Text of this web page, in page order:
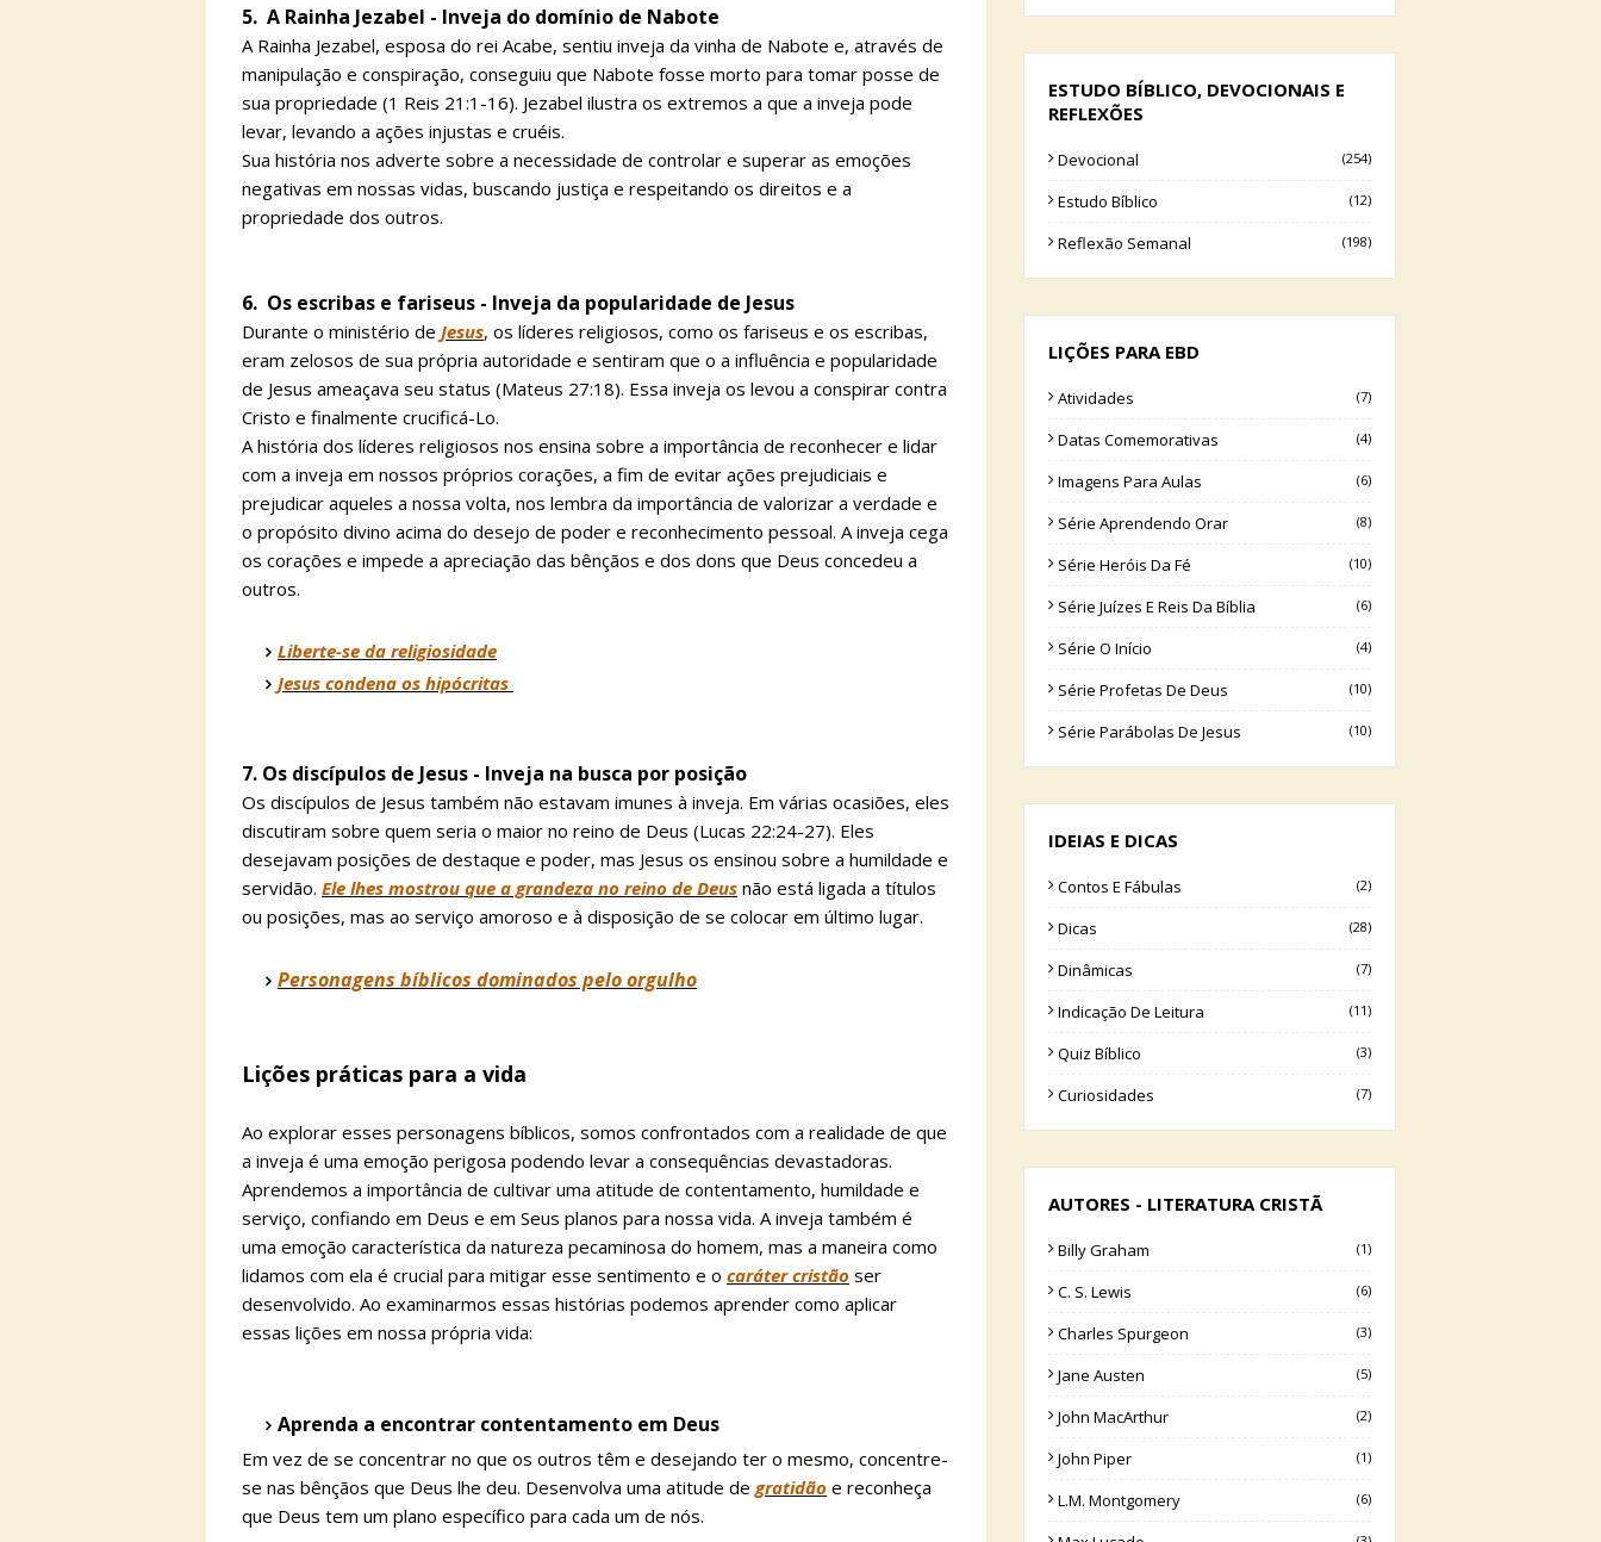
5. A Rainha Jezabel - Inveja do domínio de Nabote
A Rainha Jezabel, esposa do rei Acabe, sentiu inveja da vinha de Nabote e, através de
manipulação e conspiração, conseguiu que Nabote fosse morto para tomar posse de
sua propriedade (1 Reis 21:1-16). Jezabel ilustra os extremos a que a inveja pode
levar, levando a ações injustas e cruéis.
Sua história nos adverte sobre a necessidade de controlar e superar as emoções
negativas em nossas vidas, buscando justiça e respeitando os direitos e a
propriedade dos outros.
6. Os escribas e fariseus - Inveja da popularidade de Jesus
Durante o ministério de Jesus, os líderes religiosos, como os fariseus e os escribas,
eram zelosos de sua própria autoridade e sentiram que o a influência e popularidade
de Jesus ameaçava seu status (Mateus 27:18). Essa inveja os levou a conspirar contra
Cristo e finalmente crucificá-Lo.
A história dos líderes religiosos nos ensina sobre a importância de reconhecer e lidar
com a inveja em nossos próprios corações, a fim de evitar ações prejudiciais e
prejudicar aqueles a nossa volta, nos lembra da importância de valorizar a verdade e
o propósito divino acima do desejo de poder e reconhecimento pessoal. A inveja cega
os corações e impede a apreciação das bênçãos e dos dons que Deus concedeu a
outros.
Liberte-se da religiosidade
Jesus condena os hipócritas
7. Os discípulos de Jesus - Inveja na busca por posição
Os discípulos de Jesus também não estavam imunes à inveja. Em várias ocasiões, eles
discutiram sobre quem seria o maior no reino de Deus (Lucas 22:24-27). Eles
desejavam posições de destaque e poder, mas Jesus os ensinou sobre a humildade e
servidão. Ele lhes mostrou que a grandeza no reino de Deus não está ligada a títulos
ou posições, mas ao serviço amoroso e à disposição de se colocar em último lugar.
Personagens bíblicos dominados pelo orgulho
Lições práticas para a vida
Ao explorar esses personagens bíblicos, somos confrontados com a realidade de que
a inveja é uma emoção perigosa podendo levar a consequências devastadoras.
Aprendemos a importância de cultivar uma atitude de contentamento, humildade e
serviço, confiando em Deus e em Seus planos para nossa vida. A inveja também é
uma emoção característica da natureza pecaminosa do homem, mas a maneira como
lidamos com ela é crucial para mitigar esse sentimento e o caráter cristão ser
desenvolvido. Ao examinarmos essas histórias podemos aprender como aplicar
essas lições em nossa própria vida:
Aprenda a encontrar contentamento em Deus
Em vez de se concentrar no que os outros têm e desejando ter o mesmo, concentre-
se nas bênçãos que Deus lhe deu. Desenvolva uma atitude degratidão e reconheça
que Deus tem um plano específico para cada um de nós.
ESTUDO BÍBLICO, DEVOCIONAIS E
REFLEXÕES
Devocional (254)
Estudo Bíblico (12)
Reflexão Semanal (198)
LIÇÕES PARA EBD
Atividades (7)
Datas Comemorativas (4)
Imagens Para Aulas (6)
Série Aprendendo Orar (8)
Série Heróis Da Fé (10)
Série Juízes E Reis Da Bíblia (6)
Série O Início (4)
Série Profetas De Deus (10)
Série Parábolas De Jesus (10)
IDEIAS E DICAS
Contos E Fábulas (2)
Dicas (28)
Dinâmicas (7)
Indicação De Leitura (11)
Quiz Bíblico (3)
Curiosidades (7)
AUTORES - LITERATURA CRISTÃ
Billy Graham (1)
C. S. Lewis (6)
Charles Spurgeon (3)
Jane Austen (5)
John MacArthur (2)
John Piper (1)
L.M. Montgomery (6)